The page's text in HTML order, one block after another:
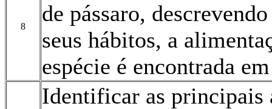
8
de pássaro,
seus hábitos, a
espécie é encontrada
Identificar as principais